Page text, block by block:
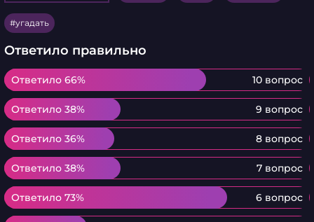
угадать
Ответило правильно
Ответило 66% 10 вопрос
Ответило 66%
Ответило 38% 9 вопрос
Ответило 38%
Ответило 36% 8 вопрос
Ответило 36%
Ответило 38% 7 вопрос
Ответило 38%
Ответило 73% 6 вопрос
Ответило 73%